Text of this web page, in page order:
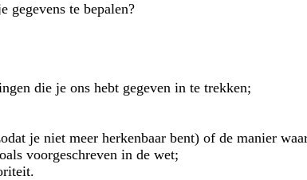
gegevens te bepalen?
die je ons hebt gegeven in te trekken;
je niet meer herkenbaar bent) of de manier
voorgeschreven in de wet;